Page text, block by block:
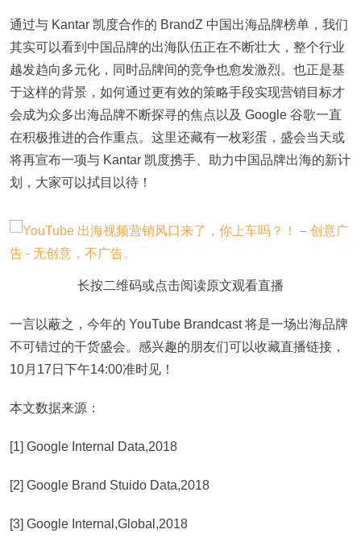
通过与 Kantar 凯度合作的 BrandZ 中国出海品牌榜单，我们
其实可以看到中国品牌的出海队伍正在不断壮大，整个行业
越发趋向多元化，同时品牌间的竞争也愈发激烈。也正是基
于这样的背景，如何通过更有效的策略手段实现营销目标才
会成为众多出海品牌不断探寻的焦点以及 Google 谷歌一直
在积极推进的合作重点。这里还藏有一枚彩蛋，盛会当天或
将再宣布一项与 Kantar 凯度携手、助力中国品牌出海的新计
划，大家可以拭目以待！
长按二维码或点击阅读原文观看直播
一言以蔽之，今年的 YouTube Brandcast 将是一场出海品牌
不可错过的干货盛会。感兴趣的朋友们可以收藏直播链接，
10月17日下午14:00准时见！
本文数据来源：
[1] Google Internal Data,2018
[2] Google Brand Stuido Data,2018
[3] Google Internal,Global,2018